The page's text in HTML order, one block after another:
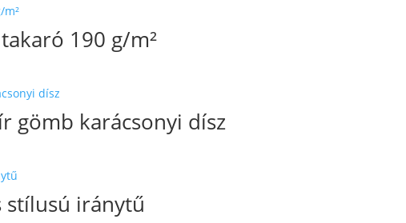
takaró 190 g/m²
gömb karácsonyi dísz
stílusú iránytű